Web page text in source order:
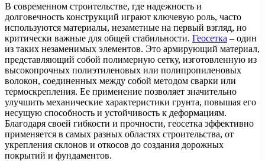
В современном строительстве, где надежность и
долговечность конструкций играют ключевую роль, часто
используются материалы, незаметные на первый взгляд, но
критически важные для общей стабильности. Геосетка – один
из таких незаменимых элементов. Это армирующий материал,
представляющий собой полимерную сетку, изготовленную из
высокопрочных полиэтиленовых или полипропиленовых
волокон, соединенных между собой методом сварки или
термоскрепления. Ее применение позволяет значительно
улучшить механические характеристики грунта, повышая его
несущую способность и устойчивость к деформациям.
Благодаря своей гибкости и прочности, геосетка эффективно
применяется в самых разных областях строительства, от
укрепления склонов и откосов до создания дорожных
покрытий и фундаментов.